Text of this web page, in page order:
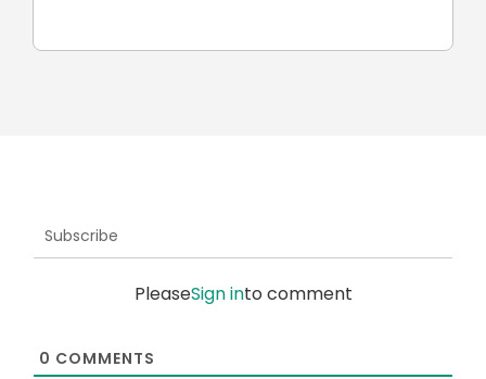
Subscribe
PleaseSign into comment
0 COMMENTS